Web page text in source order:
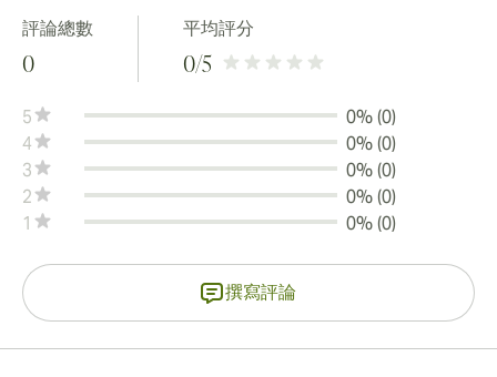
評論總數
0
平均評分
0/5
5
0% (0)
4
0% (0)
3
0% (0)
2
0% (0)
1
0% (0)
撰寫評論